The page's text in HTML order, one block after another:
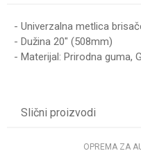
- Univerzalna metlica
- Dužina 20" (508mm)
- Materijal: Prirodna guma,
Težina specifikacija
Slični proizvodi
OPREMA ZA